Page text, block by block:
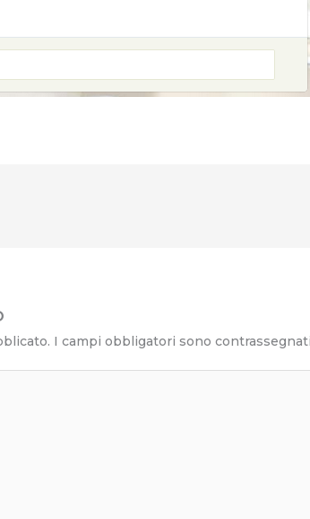
I campi obbligatori sono contrassegnati